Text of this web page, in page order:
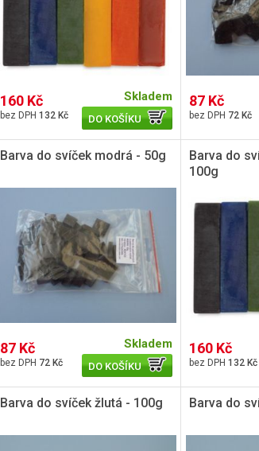
160 Kč
132 Kč
Skladem
DO KOŠÍKU
87 Kč
72 Kč
Barva do svíček modrá - 50g
87 Kč
72 Kč
Skladem
DO KOŠÍKU
Barva do
100g
160 Kč
132 Kč
Barva do svíček žlutá - 100g Barva do